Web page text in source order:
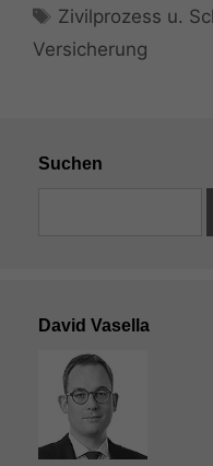
Schlagwörter
Zivilprozess u.
Versicherung
Suchen
David Vasella